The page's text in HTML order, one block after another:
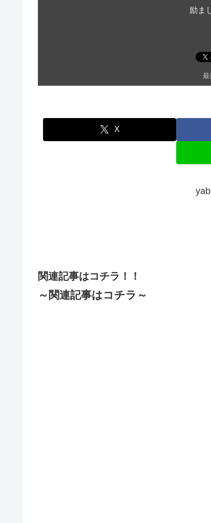
励ま
最
X
関連記事はコチラ！！
～関連記事はコチラ～